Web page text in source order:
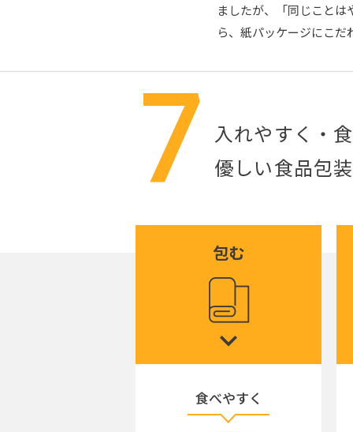
ましたが、「同じこと
ら、紙パッケージにこ
7 入れやすく・
優しい食品包
包む
食べやすく